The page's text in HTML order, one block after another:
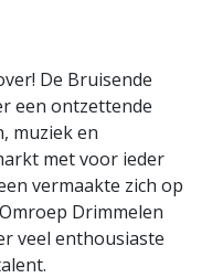
De Bruisende
een ontzettende
muziek en
met voor ieder
vermaakte zich op
Drimmelen
veel enthousiaste